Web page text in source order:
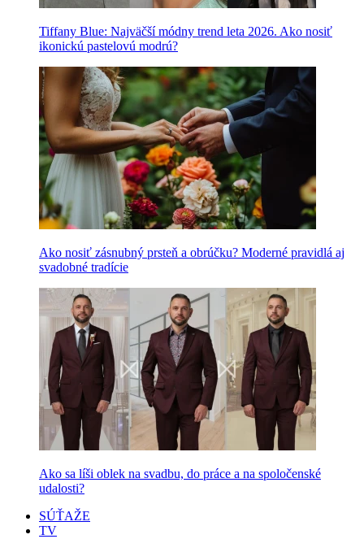
Tiffany Blue: Najväčší módny trend leta 2026. Ako nosiť
ikonickú pastelovú modrú?
Ako nosiť zásnubný prsteň a obrúčku? Moderné pravidlá aj
svadobné tradície
Ako sa líši oblek na svadbu, do práce a na spoločenské
udalosti?
SÚŤAŽE
TV